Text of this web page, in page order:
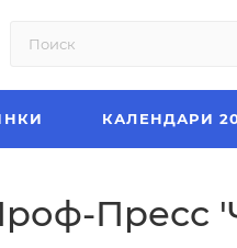
КАЛЕНДАРИ
Пресс